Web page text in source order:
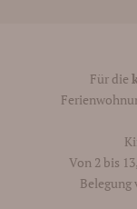
Für die
Von 2 bis
Belegung